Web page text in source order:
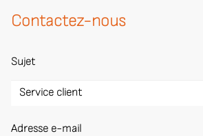
Contactez-nous
Sujet
Adresse e-mail